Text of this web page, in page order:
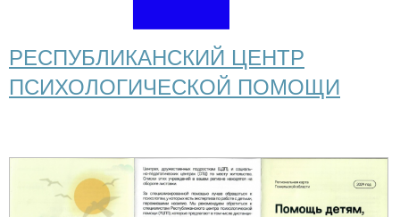
РЕСПУБЛИКАНСКИЙ ЦЕНТР
ПСИХОЛОГИЧЕСКОЙ ПОМОЩИ